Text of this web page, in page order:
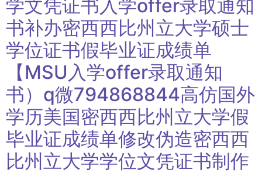
学文凭证书入学offer录取通知
书补办密西西比州立大学硕士
学位证书假毕业证成绩单
【MSU入学offer录取通知
书）q微794868844高仿国外
学历美国密西西比州立大学假
毕业证成绩单修改伪造密西西
比州立大学学位文凭证书制作